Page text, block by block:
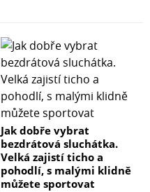
Jak dobře vybrat
bezdrátová sluchátka.
Velká zajistí ticho a
pohodlí, s malými klidně
můžete sportovat